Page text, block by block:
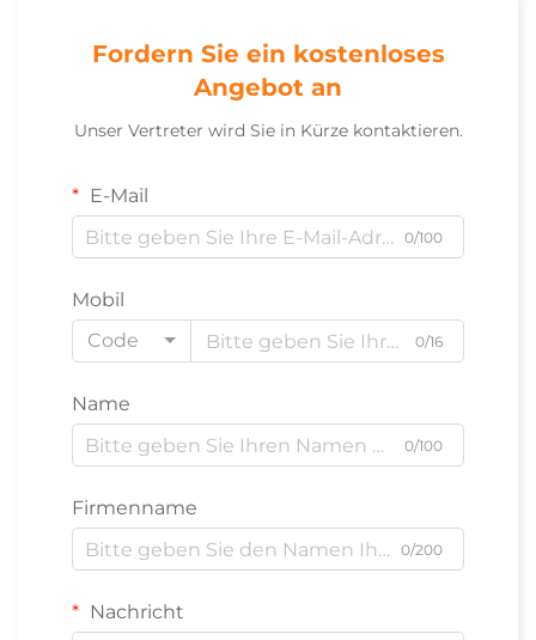
Fordern Sie ein kostenloses
Angebot an
Unser Vertreter wird Sie in Kürze kontaktieren.
E-Mail
0/100
Mobil
Code
0/16
Name
0/100
Firmenname
0/200
Nachricht